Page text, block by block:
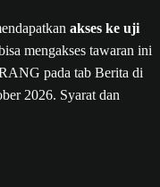
akses ke uji
mengakses tawaran ini
pada tab Berita di
2026. Syarat dan